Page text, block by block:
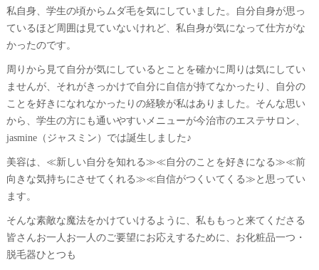
私自身、学生の頃からムダ毛を気にしていました。自分自身が思っ
ているほど周囲は見ていないけれど、私自身が気になって仕方がな
かったのです。
周りから見て自分が気にしているとことを確かに周りは気にしてい
ませんが、それがきっかけで自分に自信が持てなかったり、自分の
ことを好きになれなかったりの経験が私はありました。そんな思い
から、学生の方にも通いやすいメニューが今治市のエステサロン、
jasmine（ジャスミン）では誕生しました♪
美容は、≪新しい自分を知れる≫≪自分のことを好きになる≫≪前
向きな気持ちにさせてくれる≫≪自信がつくいてくる≫と思ってい
ます。
そんな素敵な魔法をかけていけるように、私ももっと来てくださる
皆さんお一人お一人のご要望にお応えするために、お化粧品一つ・
脱毛器ひとつも